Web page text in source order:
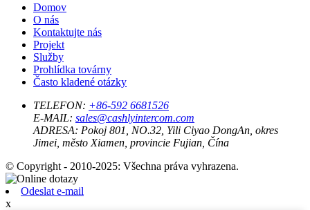
Domov
O nás
Kontaktujte nás
Projekt
Služby
Prohlídka továrny
Často kladené otázky
TELEFON: +86-592 6681526
E-MAIL: sales@cashlyintercom.com
ADRESA: Pokoj 801, NO.32, Yili Ciyao DongAn, okres
Jimei, město Xiamen, provincie Fujian, Čína
© Copyright - 2010-2025: Všechna práva vyhrazena.
Odeslat e-mail
x